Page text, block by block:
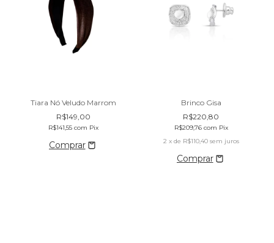
Tiara Nó Veludo Marrom
R$149,00
R$141,55 com Pix
Brinco Gisa
R$220,80
R$209,76 com Pix
2 x de R$110,40 sem juros